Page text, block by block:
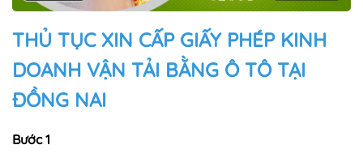
THỦ TỤC XIN CẤP GIẤY PHÉP KINH
DOANH VẬN TẢI BẰNG Ô TÔ TẠI
ĐỒNG NAI
Bước 1